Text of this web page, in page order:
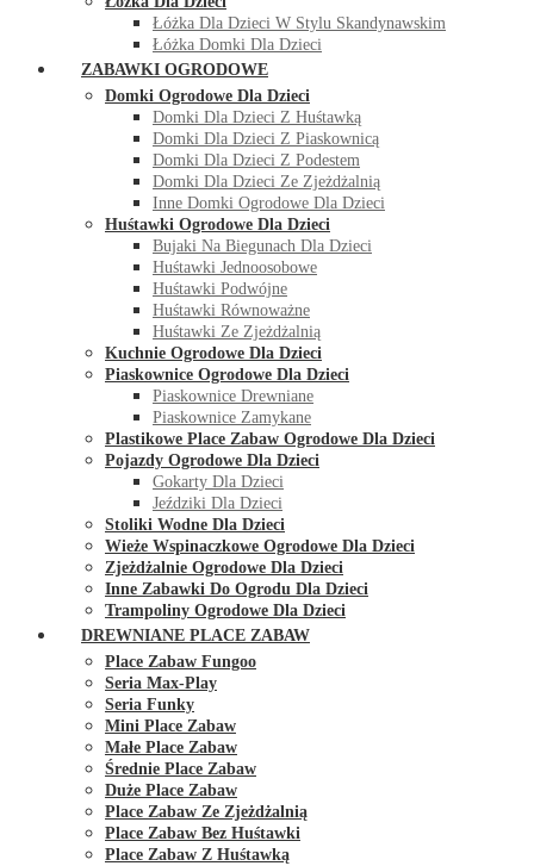
Łóżka Dla Dzieci W Stylu Skandynawskim
Łóżka Domki Dla Dzieci
ZABAWKI OGRODOWE
Domki Ogrodowe Dla Dzieci
Domki Dla Dzieci Z Huśtawką
Domki Dla Dzieci Z Piaskownicą
Domki Dla Dzieci Z Podestem
Domki Dla Dzieci Ze Zjeżdżalnią
Inne Domki Ogrodowe Dla Dzieci
Huśtawki Ogrodowe Dla Dzieci
Bujaki Na Biegunach Dla Dzieci
Huśtawki Jednoosobowe
Huśtawki Podwójne
Huśtawki Równoważne
Huśtawki Ze Zjeżdżalnią
Kuchnie Ogrodowe Dla Dzieci
Piaskownice Ogrodowe Dla Dzieci
Piaskownice Drewniane
Piaskownice Zamykane
Plastikowe Place Zabaw Ogrodowe Dla Dzieci
Pojazdy Ogrodowe Dla Dzieci
Gokarty Dla Dzieci
Jeździki Dla Dzieci
Stoliki Wodne Dla Dzieci
Wieże Wspinaczkowe Ogrodowe Dla Dzieci
Zjeżdżalnie Ogrodowe Dla Dzieci
Inne Zabawki Do Ogrodu Dla Dzieci
Trampoliny Ogrodowe Dla Dzieci
DREWNIANE PLACE ZABAW
Place Zabaw Fungoo
Seria Max-Play
Seria Funky
Mini Place Zabaw
Małe Place Zabaw
Średnie Place Zabaw
Duże Place Zabaw
Place Zabaw Ze Zjeżdżalnią
Place Zabaw Bez Huśtawki
Place Zabaw Z Huśtawką